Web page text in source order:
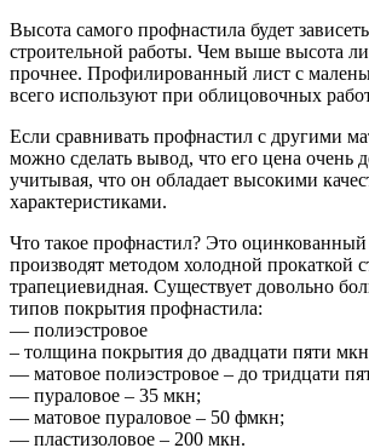
Высота самого профнастила будет
строительной работы. Чем выше высота
прочнее. Профилированный лист с
всего используют при облицовочных
Если сравнивать профнастил с другими
можно сделать вывод, что его цена очень
учитывая, что он обладает высокими
характеристиками.
Что такое профнастил? Это
производят методом холодной прокаткой
трапециевидная. Существует довольно
типов покрытия профнастила:
— полиэстровое
– толщина покрытия до двадцати пяти
— матовое полиэстровое – до тридцати
— пураловое – 35 мкн;
— матовое пураловое – 50 фмкн;
— пластизоловое – 200 мкн.